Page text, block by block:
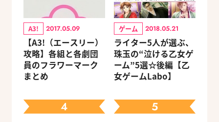
A3! 2017.05.09
【A3!（エースリー）
攻略】各組と各劇団
員のフラワーマーク
まとめ
ゲーム 2018.05.21
ライター5人が選ぶ、
珠玉の“泣ける乙女ゲ
ーム”5選☆後編【乙
女ゲームLabo】
4 5